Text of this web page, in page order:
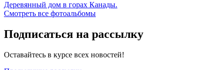
Деревянный дом в горах Канады.
Смотреть все фотоальбомы
Подписаться на рассылку
Оставайтесь в курсе всех новостей!